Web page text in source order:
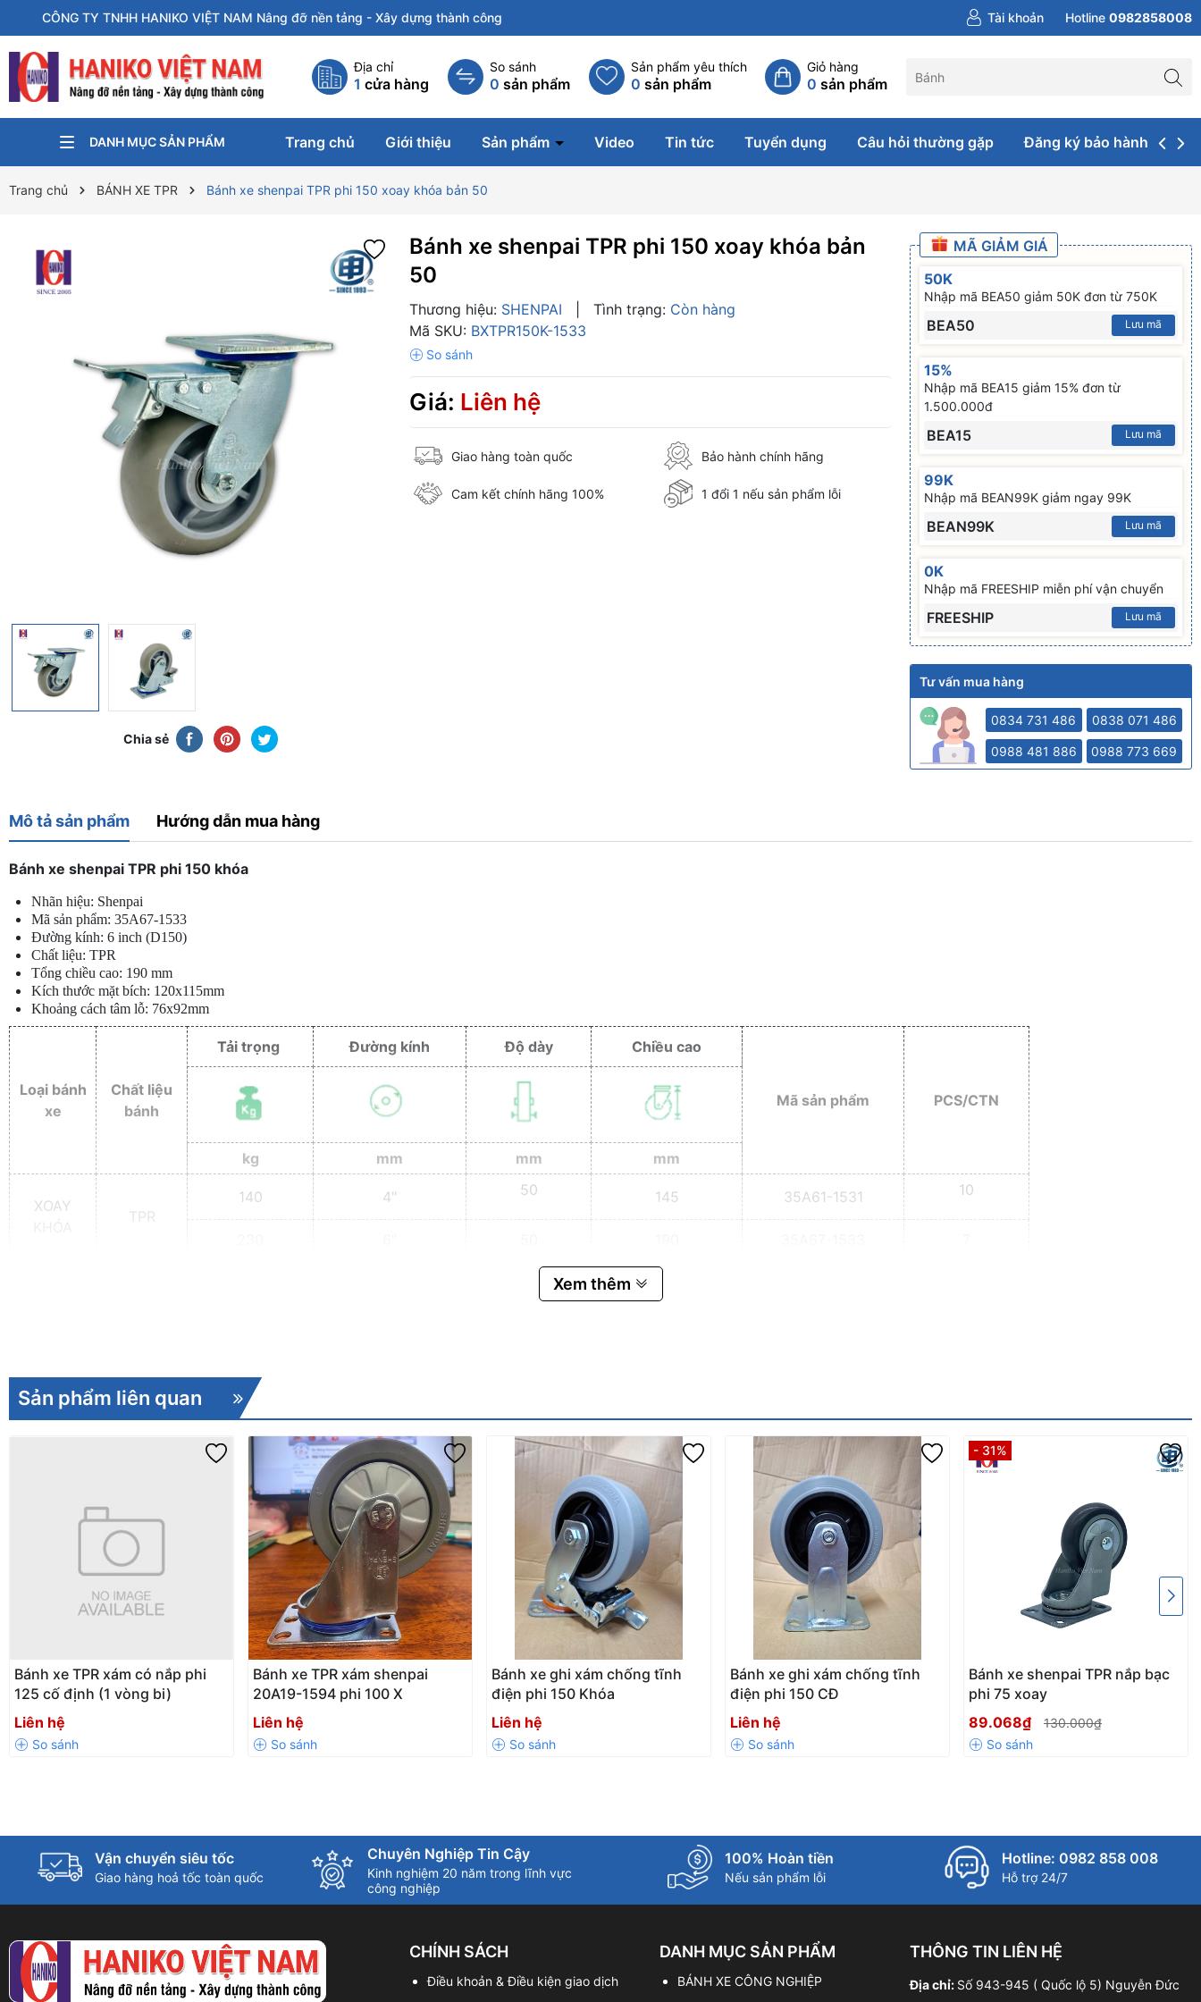
CÔNG TY TNHH HANIKO VIỆT NAM Nâng đỡ nền tảng - Xây dựng thành công Tài khoản Hotline 0982858008
Địa chỉ
1 cửa hàng
So sánh
0 sản phẩm
Sản phẩm yêu thích
0 sản phẩm
Giỏ hàng
0 sản phẩm
DANH MỤC SẢN PHẨM Trang chủ Giới thiệu Sản phẩm Video Tin tức Tuyển dụng Câu hỏi thường gặp Đăng ký bảo hành & sửa
Trang chủ BÁNH XE TPR Bánh xe shenpai TPR phi 150 xoay khóa bản 50
Chia sẻ
Bánh xe shenpai TPR phi 150 xoay khóa bản
50
Thương hiệu: SHENPAI Tình trạng: Còn hàng
Mã SKU: BXTPR150K-1533
Giá: Liên hệ
Giao hàng toàn quốc Bảo hành chính hãng
Cam kết chính hãng 100% 1 đổi 1 nếu sản phẩm lỗi
MÃ GIẢM GIÁ
50K
Nhập mã BEA50 giảm 50K đơn từ 750K
BEA50 Lưu mã
15%
Nhập mã BEA15 giảm 15% đơn từ
1.500.000đ
BEA15 Lưu mã
99K
Nhập mã BEAN99K giảm ngay 99K
BEAN99K Lưu mã
0K
Nhập mã FREESHIP miễn phí vận chuyển
FREESHIP Lưu mã
Tư vấn mua hàng
0834 731 486 0838 071 486
0988 481 886 0988 773 669
Mô tả sản phẩm Hướng dẫn mua hàng
Bánh xe shenpai TPR phi 150 khóa
Nhãn hiệu: Shenpai
Mã sản phẩm: 35A67-1533
Đường kính: 6 inch (D150)
Chất liệu: TPR
Tổng chiều cao: 190 mm
Kích thước mặt bích: 120x115mm
Khoảng cách tâm lỗ: 76x92mm
Loại bánh
xe
Chất liệu
bánh
Tải trọng Đường kính Độ dày Chiều cao
Mã sản phẩm PCS/CTN
kg mm mm mm
XOAY
TPR
140 4" 50 145 35A61-1531 10
Xem thêm
Sản phẩm liên quan
Bánh xe TPR xám có nắp phi
125 cố định (1 vòng bi)
Liên hệ
Bánh xe TPR xám shenpai
20A19-1594 phi 100 X
Liên hệ
Bánh xe ghi xám chống tĩnh
điện phi 150 Khóa
Liên hệ
Bánh xe ghi xám chống tĩnh
điện phi 150 CĐ
Liên hệ
- 31%
Bánh xe shenpai TPR nắp bạc
phi 75 xoay
89.068₫
130.000₫
Vận chuyển siêu tốc
Giao hàng hoả tốc toàn quốc
Chuyên Nghiệp Tin Cậy
Kinh nghiệm 20 năm trong lĩnh vực
công nghiệp
100% Hoàn tiền
Nếu sản phẩm lỗi
Hotline: 0982 858 008
Hỗ trợ 24/7
CHÍNH SÁCH
Điều khoản & Điều kiện giao dịch
DANH MỤC SẢN PHẨM
BÁNH XE CÔNG NGHIỆP
THÔNG TIN LIÊN HỆ
Địa chỉ: Số 943-945 ( Quốc lộ 5) Nguyễn Đức